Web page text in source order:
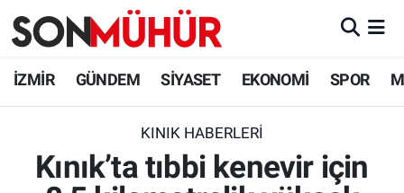
İZMİR GÜNDEM SİYASET EKONOMİ SPOR
KINIK HABERLERI
Kınık’ta tıbbi kenevir için
İzmir Nöbetçi Eczaneler
İzmir Namaz Vakitleri